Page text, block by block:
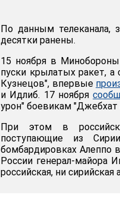
По данным телеканала,
десятки ранены.
15 ноября в Минобороны
пуски крылатых ракет, а
Кузнецов", впервые
и Идлиб. 17 ноября
урон" боевикам
При этом в
поступающие из
бомбардировках Алеппо
России генерал-майора
российская, ни сирийская